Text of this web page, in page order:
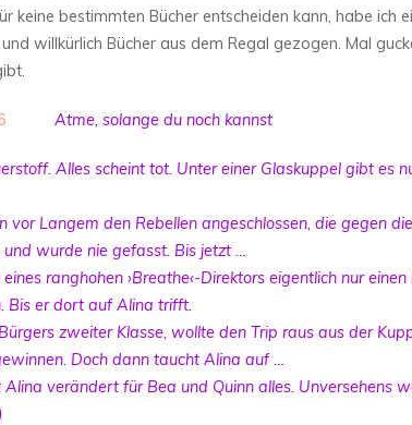
keine bestimmten Bücher entscheiden kann, habe ich
willkürlich Bücher aus dem Regal gezogen. Mal
Atme, solange du noch kannst
Alles scheint tot. Unter einer Glaskuppel gibt es
vor Langem den Rebellen angeschlossen, die gegen
und wurde nie gefasst. Bis jetzt …
ranghohen ›Breathe‹-Direktors eigentlich nur
Bis er dort auf Alina trifft.
zweiter Klasse, wollte den Trip raus aus der
Doch dann taucht Alina auf …
verändert für Bea und Quinn alles. Unversehens
)